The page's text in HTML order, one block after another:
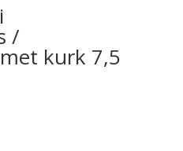
/
kurk 7,5